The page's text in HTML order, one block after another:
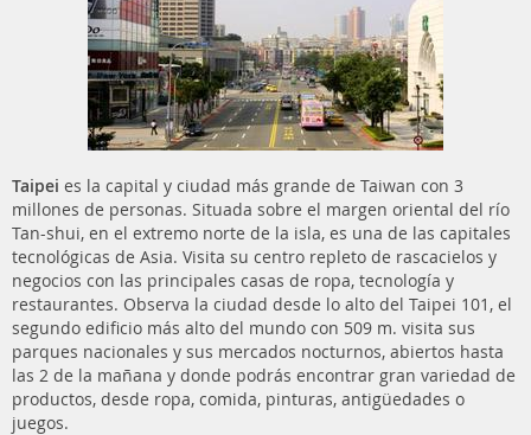
Taipei es la capital y ciudad más grande de Taiwan con 3
millones de personas. Situada sobre el margen oriental del río
Tan-shui, en el extremo norte de la isla, es una de las capitales
tecnológicas de Asia. Visita su centro repleto de rascacielos y
negocios con las principales casas de ropa, tecnología y
restaurantes. Observa la ciudad desde lo alto del Taipei 101, el
segundo edificio más alto del mundo con 509 m. visita sus
parques nacionales y sus mercados nocturnos, abiertos hasta
las 2 de la mañana y donde podrás encontrar gran variedad de
productos, desde ropa, comida, pinturas, antigüedades o
juegos.